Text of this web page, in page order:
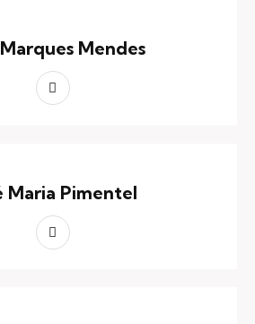
Mendes
Maria Pimentel